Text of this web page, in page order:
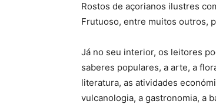
Rostos de açorianos ilustres
Frutuoso, entre muitos outros,
Já no seu interior, os leitores
saberes populares, a arte, a
literatura, as atividades
vulcanologia, a gastronomia, a